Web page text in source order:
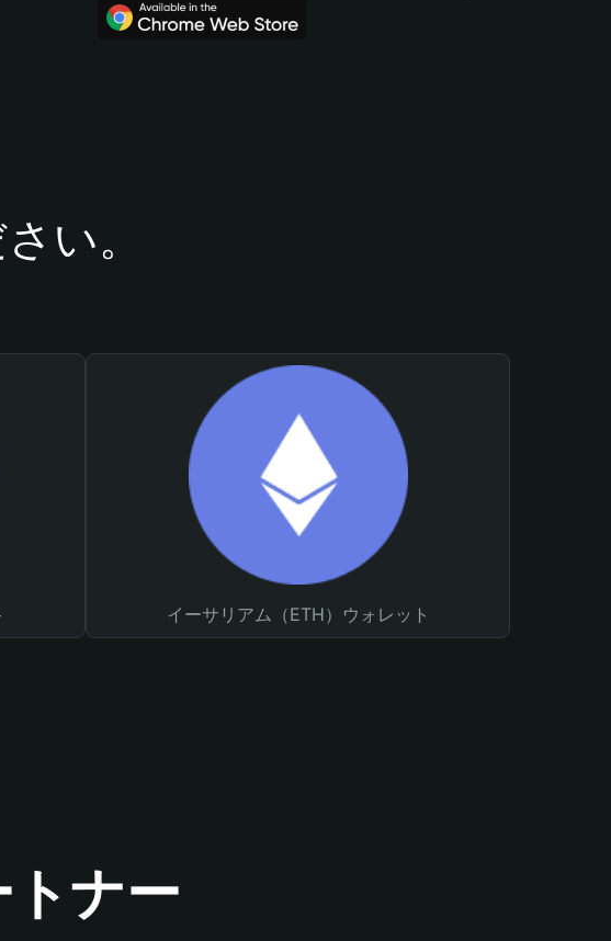
い。
イーサリアム（ETH）ウォレット
ナー